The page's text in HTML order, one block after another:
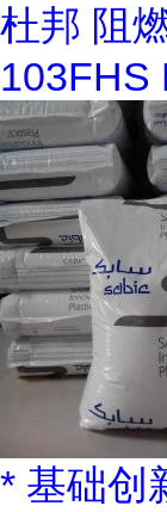
杜邦 阻
103FHS
* 基础创